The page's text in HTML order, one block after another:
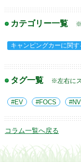
カテゴリー一覧
キャンピングカーに関
タグ一覧 ※左右に
EV FOCS
コラム一覧へ戻る